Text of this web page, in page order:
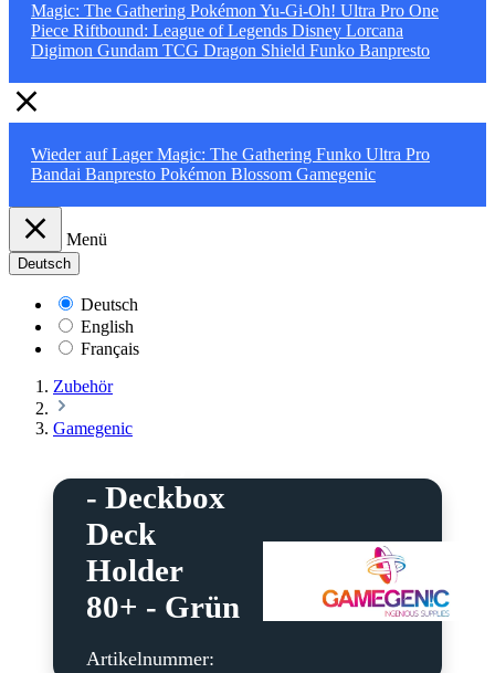
Magic: The Gathering Pokémon Yu-Gi-Oh! Ultra Pro One
Piece Riftbound: League of Legends Disney Lorcana
Digimon Gundam TCG Dragon Shield Funko Banpresto
Wieder auf LagerMagic: The Gathering Funko Ultra Pro
Bandai Banpresto Pokémon Blossom Gamegenic
Menü
Deutsch
Deutsch
English
Français
Zubehör
Gamegenic
- Deckbox
Deck
Holder
80+ - Grün
Artikelnummer: